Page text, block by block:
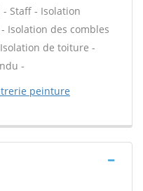
Staff - Isolation
Isolation des combles
de toiture -
-
peinture